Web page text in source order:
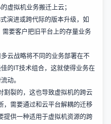
虚拟机业务搬迁上云；
演进或跨代际的版本升级，如
要客户把旧平台上的存量业务
云战略将不同的业务部署在不
的IT技术组合，这就使得业务在
动。
割裂的，这也导致虚拟机的跨云
，需要通过和云平台解耦的迁移
提供一种适用于虚拟机资源的跨